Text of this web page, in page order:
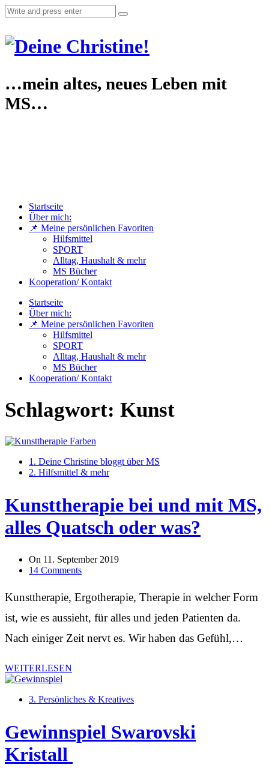
…mein altes, neues Leben mit
MS…
Startseite
Über mich:
📌 Meine persönlichen Favoriten
Hilfsmittel
SPORT
Alltag, Haushalt & mehr
MS Bücher
Kooperation/ Kontakt
Startseite
Über mich:
📌 Meine persönlichen Favoriten
Hilfsmittel
SPORT
Alltag, Haushalt & mehr
MS Bücher
Kooperation/ Kontakt
Schlagwort: Kunst
1. Deine Christine bloggt über MS
2. Hilfsmittel & mehr
Kunsttherapie bei und mit MS,
alles Quatsch oder was?
On 11. September 2019
14 Comments
Kunsttherapie, Ergotherapie, Therapie in welcher Form
ist, wie es aussieht, für alles und jeden Patienten da.
Nach einiger Zeit nervt es. Wir haben das Gefühl,…
WEITERLESEN
3. Persönliches & Kreatives
Gewinnspiel Swarovski
Kristall